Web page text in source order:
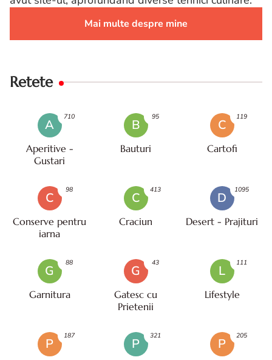
Mai multe despre mine
Retete
A
Aperitive -
Gustari
710
B
Bauturi
95
C
Cartofi
119
C
Conserve pentru
iarna
98
C
Craciun
413
D
Desert - Prajituri
1095
G
Garnitura
88
G
Gatesc cu
Prietenii
43
L
Lifestyle
111
P
187
P
321
P
205